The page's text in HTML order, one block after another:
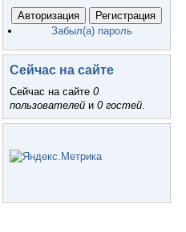
Забыл(а) пароль
Сейчас на сайте
Сейчас на сайте 0
пользователей и 0 гостей.